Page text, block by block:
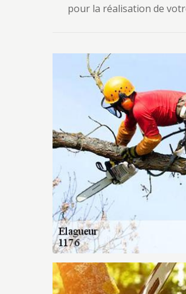
pour la réalisation de